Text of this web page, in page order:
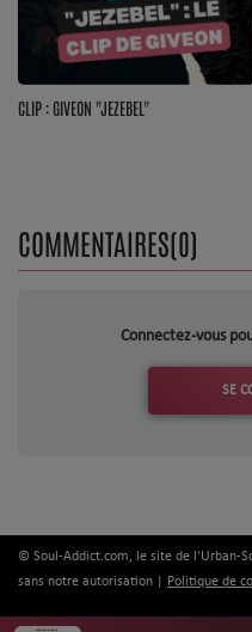
CLIP : GIVEON "JEZEBEL"
COMMENTAIRES(0)
Connectez-vous
SE
© Soul-Addict.com, le site de l'Urban-
sans notre autorisation |
Politique de